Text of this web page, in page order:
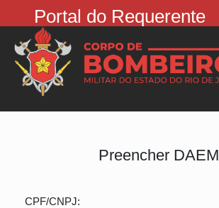
Portal do Requerente
Preencher DAEM
CPF/CNPJ: